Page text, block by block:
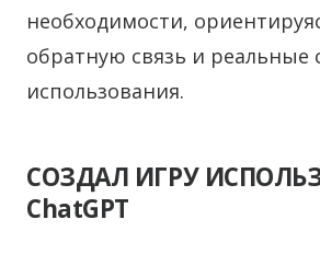
необходимости,
обратную связь и реальные
использования.
СОЗДАЛ ИГРУ
ChatGPT